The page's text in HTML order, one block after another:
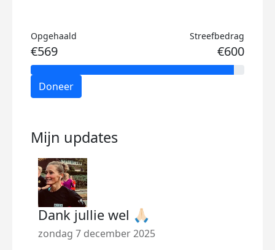
Opgehaald
€569
Streefbedrag
€600
Doneer
Mijn updates
Dank jullie wel 🙏🏻
zondag 7 december 2025